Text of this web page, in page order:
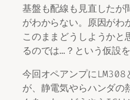
基盤も配線も見直したが
がわからない。原因がわ
このままどうしようかと
るのでは…？という仮設を
今回オペアンプにLM308
が、静電気やらハンダの